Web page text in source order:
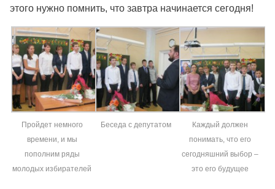
этого нужно помнить, что завтра начинается сегодня!
Пройдет немного
времени, и мы
пополним ряды
молодых избирателей
Беседа с депутатом
Каждый должен
понимать, что его
сегодняшний выбор –
это его будущее